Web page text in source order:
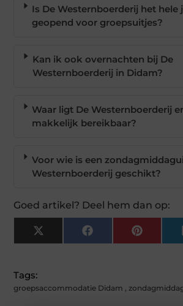
Is De Westernboerderij het hele
geopend voor groepsuitjes?
Kan ik ook overnachten bij De
Westernboerderij in Didam?
Waar ligt De Westernboerderij
makkelijk bereikbaar?
Voor wie is een
Westernboerderij geschikt?
Goed artikel? Deel hem dan op:
X
(Twitter)
Facebook
Tags:
groepsaccommodatie Didam ,